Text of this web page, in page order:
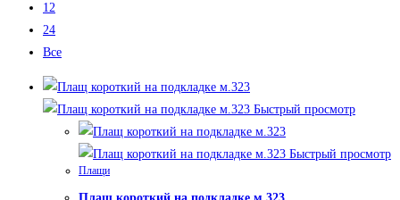
12
24
Все
Быстрый просмотр
Быстрый просмотр
Плащи